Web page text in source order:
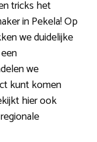
tricks het
in Pekela! Op
we duidelijke
we
kunt komen
hier ook